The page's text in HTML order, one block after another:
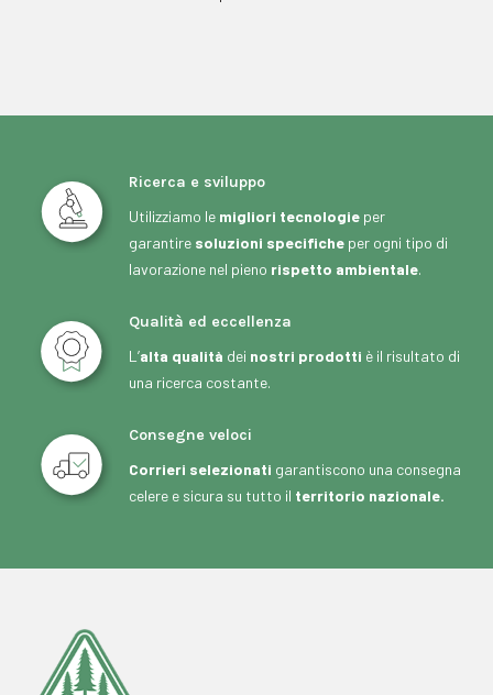
Ricerca e sviluppo
Utilizziamo le migliori tecnologieper
garantire soluzioni specificheper ogni tipo di
lavorazione nel pieno rispetto ambientale.
Qualità ed eccellenza
L’alta qualità dei nostri prodotti è il risultato di
una ricerca costante.
Consegne veloci
Corrieri selezionati garantiscono una consegna
celere e sicura su tutto il territorio nazionale.